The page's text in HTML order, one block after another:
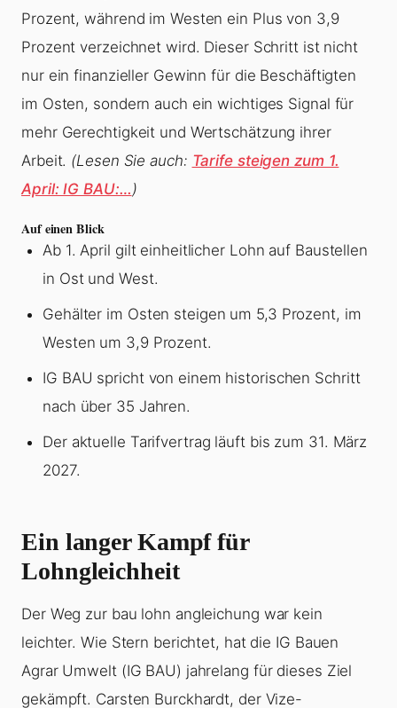
Prozent, während im Westen ein Plus von 3,9
Prozent verzeichnet wird. Dieser Schritt ist nicht
nur ein finanzieller Gewinn für die Beschäftigten
im Osten, sondern auch ein wichtiges Signal für
mehr Gerechtigkeit und Wertschätzung ihrer
Arbeit. (Lesen Sie auch: Tarife steigen zum 1.
April: IG BAU:… )
Auf einen Blick
Ab 1. April gilt einheitlicher Lohn auf Baustellen
in Ost und West.
Gehälter im Osten steigen um 5,3 Prozent, im
Westen um 3,9 Prozent.
IG BAU spricht von einem historischen Schritt
nach über 35 Jahren.
Der aktuelle Tarifvertrag läuft bis zum 31. März
2027.
Ein langer Kampf für
Lohngleichheit
Der Weg zur bau lohn angleichung war kein
leichter. Wie Stern berichtet, hat die IG Bauen
Agrar Umwelt (IG BAU) jahrelang für dieses Ziel
gekämpft. Carsten Burckhardt, der Vize-